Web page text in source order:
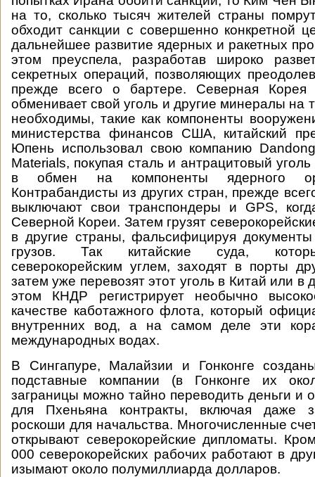
на то, сколько тысяч жителей страны
обходит санкции с совершенно конкретной
дальнейшее развитие ядерных и ракетных
этом преуспела, разработав широко
секретных операций, позволяющих
прежде всего о бартере. Северная Корея
обменивает свой уголь и другие минералы на
необходимы, такие как компоненты
министерства финансов США, китайский
Юпень использовал свою компанию
Materials, покупая сталь и антрацитовый
в обмен на компоненты ядерного
Контрабандисты из других стран, прежде
выключают свои транспондеры и GPS,
Северной Кореи. Затем грузят
в другие страны, фальсифицируя
грузов. Так китайские суда,
северокорейским углем, заходят в порты
затем уже перевозят этот уголь в Китай или в
этом КНДР регистрирует необычно
качестве каботажного флота, который
внутренних вод, а на самом деле эти
международных водах.
В Сингапуре, Малайзии и Гонконге
подставные компании (в Гонконге их
заграницы можно тайно переводить деньги и
для Пхеньяна контракты, включая даже
роскоши для начальства. Многочисленные
открывают северокорейские дипломаты.
000 северокорейских рабочих работают в
изымают около полумиллиарда долларов.